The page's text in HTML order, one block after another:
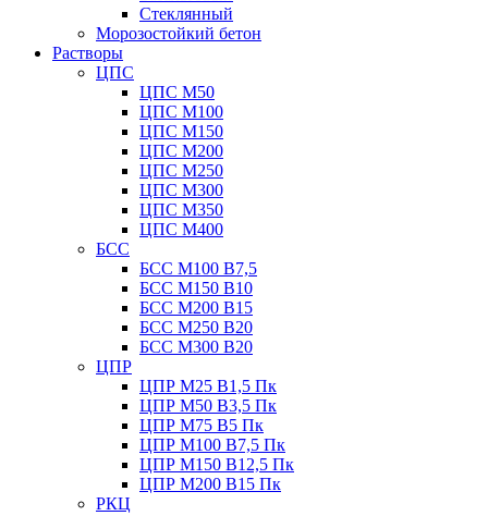
Стеклянный
Морозостойкий бетон
Растворы
ЦПС
ЦПС М50
ЦПС М100
ЦПС М150
ЦПС М200
ЦПС М250
ЦПС М300
ЦПС М350
ЦПС М400
БСС
БСС М100 B7,5
БСС М150 B10
БСС М200 B15
БСС М250 B20
БСС М300 B20
ЦПР
ЦПР М25 B1,5 Пк
ЦПР М50 B3,5 Пк
ЦПР М75 B5 Пк
ЦПР М100 B7,5 Пк
ЦПР М150 B12,5 Пк
ЦПР М200 B15 Пк
РКЦ